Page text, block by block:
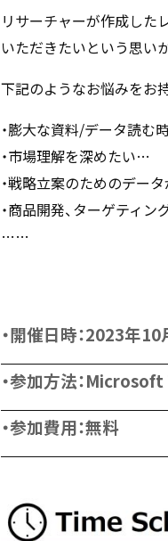
リサーチャーが作成した
いただきたいという思い
下記のようなお悩みをお
・膨大な資料/データ読む
・市場理解を深めたい…
・戦略立案のためのデー
・商品開発、ターゲティ
……
・開催日時：2023年
・参加方法：
・参加費用：無料